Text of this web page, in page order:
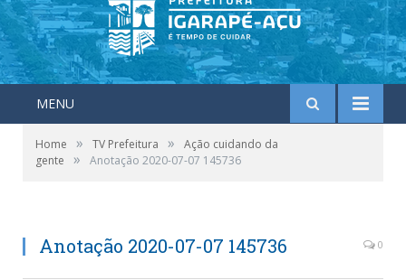
MENU
Home » TV Prefeitura »
Ação cuidando da
gente
» Anotação 2020-07-07 145736
Anotação 2020-07-07 145736 0